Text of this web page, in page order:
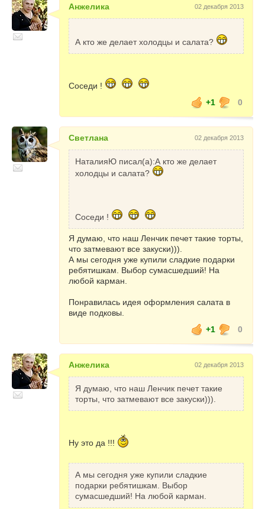
Анжелика 02 декабря 2013
А кто же делает холодцы и салата?
Соседи !
+1
0
Светлана 02 декабря 2013
НаталияЮ писал(а):А кто же делает
холодцы и салата?
Соседи !
Я думаю, что наш Ленчик печет такие торты,
что затмевают все закуски))).
А мы сегодня уже купили сладкие подарки
ребятишкам. Выбор сумасшедший! На
любой карман.
Понравилась идея оформления салата в
виде подковы.
+1
0
Анжелика 02 декабря 2013
Я думаю, что наш Ленчик печет такие
торты, что затмевают все закуски))).
Ну это да !!!
А мы сегодня уже купили сладкие
подарки ребятишкам. Выбор
сумасшедший! На любой карман.